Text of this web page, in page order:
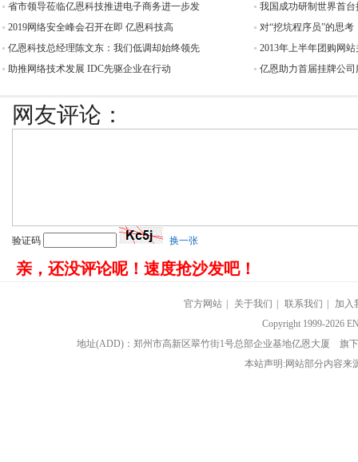
省市领导莅临亿恩科技推进电子商务进一步发
2019网络安全峰会召开在即 亿恩科技高
亿恩科技总经理陈文东：我们低调却始终领先
助推网络技术发展 IDC先驱企业在行动
我国成功研制世界首
对“挖坑程序员”的思考
2013年上半年团购网站
亿恩助力首届挂牌公司
网友评论：
验证码 换一张
亲，还没评论呢！速度抢沙发吧！
官方网站 关于我们 联系我们
加入
Copyright 1999-2026
地址(ADD)：郑州市高新区翠竹街1号总部企业基地亿恩大厦 旗
本站声明:网站部分内容来